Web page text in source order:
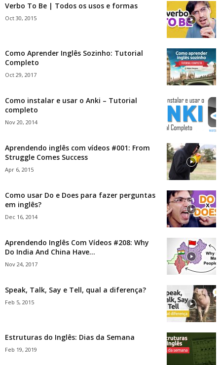
Verbo To Be | Todos os usos e formas
Oct 30, 2015
Como Aprender Inglês Sozinho: Tutorial
Completo
Oct 29, 2017
Como instalar e usar o Anki – Tutorial
completo
Nov 20, 2014
Aprendendo inglês com vídeos #001: From
Struggle Comes Success
Apr 6, 2015
Como usar Do e Does para fazer perguntas
em inglês?
Dec 16, 2014
Aprendendo Inglês Com Vídeos #208: Why
Do India And China Have...
Nov 24, 2017
Speak, Talk, Say e Tell, qual a diferença?
Feb 5, 2015
Estruturas do Inglês: Dias da Semana
Feb 19, 2019